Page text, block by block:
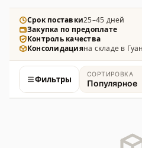
каталоге рюкзаки, сумки
мини-сумки с
выполненные из
металлизированным
конструкций.
Срок поставки25–45 дней
Закупка по предоплате
Контроль качества
Консолидацияна складе в
Фильтры СОРТИРОВКА
Популярное